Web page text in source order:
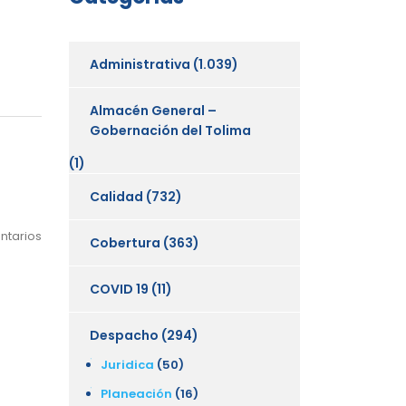
Administrativa (1.039)
Almacén General –
Gobernación del Tolima
(1)
Calidad (732)
Cobertura (363)
COVID 19 (11)
Despacho (294)
Juridica (50)
Planeación (16)